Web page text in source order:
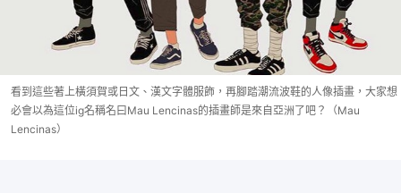
看到這些著上橫須賀或日文、漢文字體服飾，再腳踏潮流波鞋的人像插畫，大家想
必會以為這位ig名稱名曰Mau Lencinas的插畫師是來自亞洲了吧？（Mau
Lencinas）